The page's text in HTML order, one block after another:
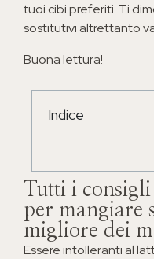
tuoi cibi preferiti. Ti
sostitutivi altrettanto
Buona lettura!
Indice
Tutti i
per mangiare
migliore dei
Essere intolleranti al